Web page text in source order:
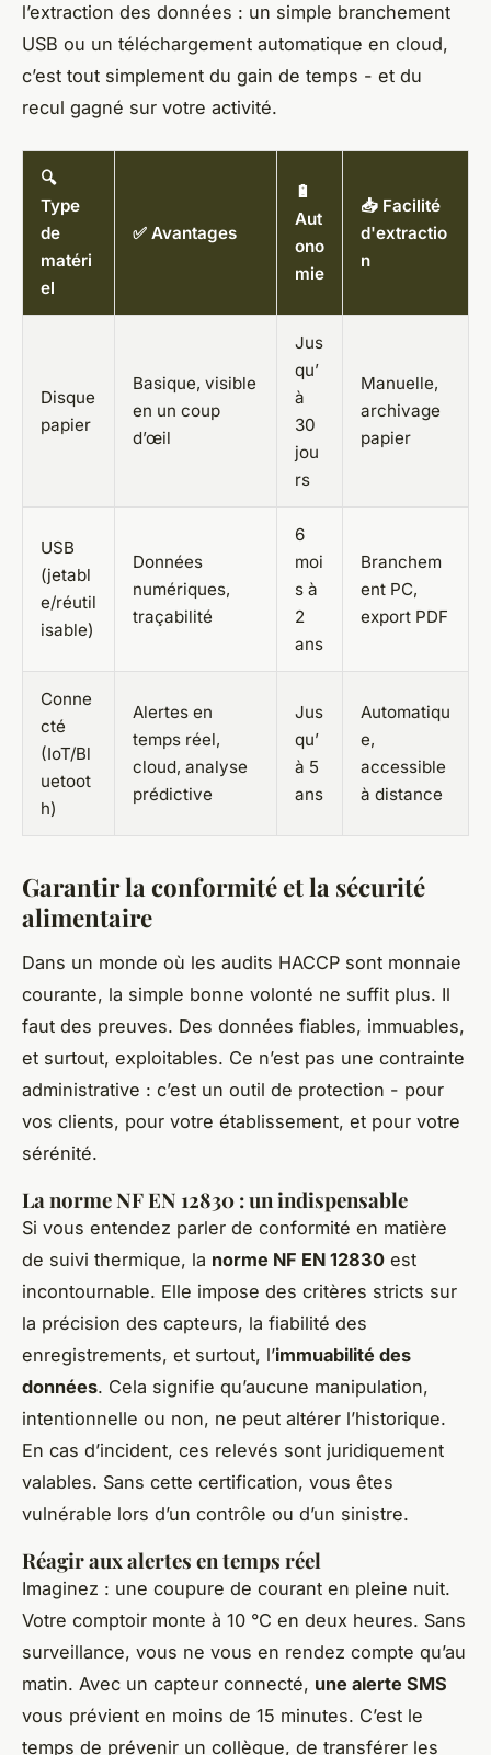
l’extraction des données : un simple branchement
USB ou un téléchargement automatique en cloud,
c’est tout simplement du gain de temps - et du
recul gagné sur votre activité.
🔍
Type
de
matéri
el
✅ Avantages
🔋
Aut
ono
mie
📥 Facilité
d'extractio
n
Disque
papier
Basique, visible
en un coup
d’œil
Jus
qu’
à
30
jou
rs
Manuelle,
archivage
papier
USB
(jetabl
e/réutil
isable)
Données
numériques,
traçabilité
6
moi
s à
2
ans
Branchem
ent PC,
export PDF
Conne
cté
(IoT/Bl
uetoot
h)
Alertes en
temps réel,
cloud, analyse
prédictive
Jus
qu’
à 5
ans
Automatiqu
e,
accessible
à distance
Garantir la conformité et la sécurité
alimentaire
Dans un monde où les audits HACCP sont monnaie
courante, la simple bonne volonté ne suffit plus. Il
faut des preuves. Des données fiables, immuables,
et surtout, exploitables. Ce n’est pas une contrainte
administrative : c’est un outil de protection - pour
vos clients, pour votre établissement, et pour votre
sérénité.
La norme NF EN 12830 : un indispensable
Si vous entendez parler de conformité en matière
de suivi thermique, la norme NF EN 12830 est
incontournable. Elle impose des critères stricts sur
la précision des capteurs, la fiabilité des
enregistrements, et surtout, l’immuabilité des
données. Cela signifie qu’aucune manipulation,
intentionnelle ou non, ne peut altérer l’historique.
En cas d’incident, ces relevés sont juridiquement
valables. Sans cette certification, vous êtes
vulnérable lors d’un contrôle ou d’un sinistre.
Réagir aux alertes en temps réel
Imaginez : une coupure de courant en pleine nuit.
Votre comptoir monte à 10 °C en deux heures. Sans
surveillance, vous ne vous en rendez compte qu’au
matin. Avec un capteur connecté, une alerte SMS
vous prévient en moins de 15 minutes. C’est le
temps de prévenir un collègue, de transférer les